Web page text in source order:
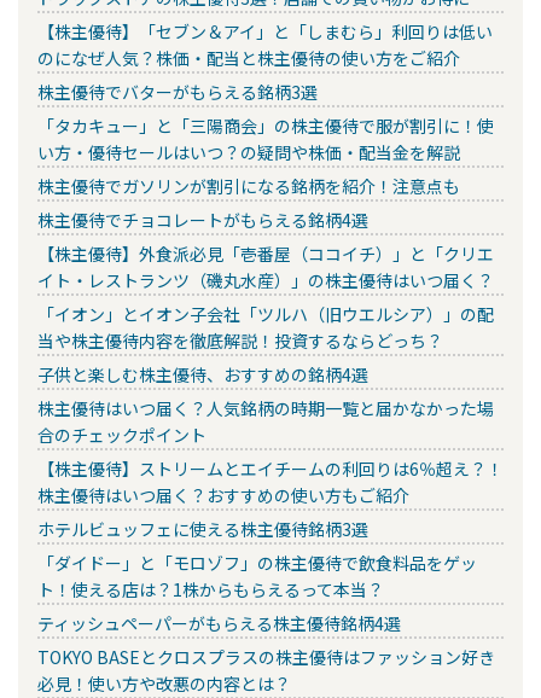
【株主優待】「セブン＆アイ」と「しまむら」利回りは低い
のになぜ人気？株価・配当と株主優待の使い方をご紹介
株主優待でバターがもらえる銘柄3選
「タカキュー」と「三陽商会」の株主優待で服が割引に！使
い方・優待セールはいつ？の疑問や株価・配当金を解説
株主優待でガソリンが割引になる銘柄を紹介！注意点も
株主優待でチョコレートがもらえる銘柄4選
【株主優待】外食派必見「壱番屋（ココイチ）」と「クリエ
イト・レストランツ（磯丸水産）」の株主優待はいつ届く？
「イオン」とイオン子会社「ツルハ（旧ウエルシア）」の配
当や株主優待内容を徹底解説！投資するならどっち？
子供と楽しむ株主優待、おすすめの銘柄4選
株主優待はいつ届く？人気銘柄の時期一覧と届かなかった場
合のチェックポイント
【株主優待】ストリームとエイチームの利回りは6％超え？！
株主優待はいつ届く？おすすめの使い方もご紹介
ホテルビュッフェに使える株主優待銘柄3選
「ダイドー」と「モロゾフ」の株主優待で飲食料品をゲッ
ト！使える店は？1株からもらえるって本当？
ティッシュペーパーがもらえる株主優待銘柄4選
TOKYO BASEとクロスプラスの株主優待はファッション好き
必見！使い方や改悪の内容とは？